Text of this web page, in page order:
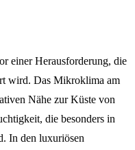
einer Herausforderung, die
wird. Das Mikroklima am
Nähe zur Küste von
die besonders in
In den luxuriösen